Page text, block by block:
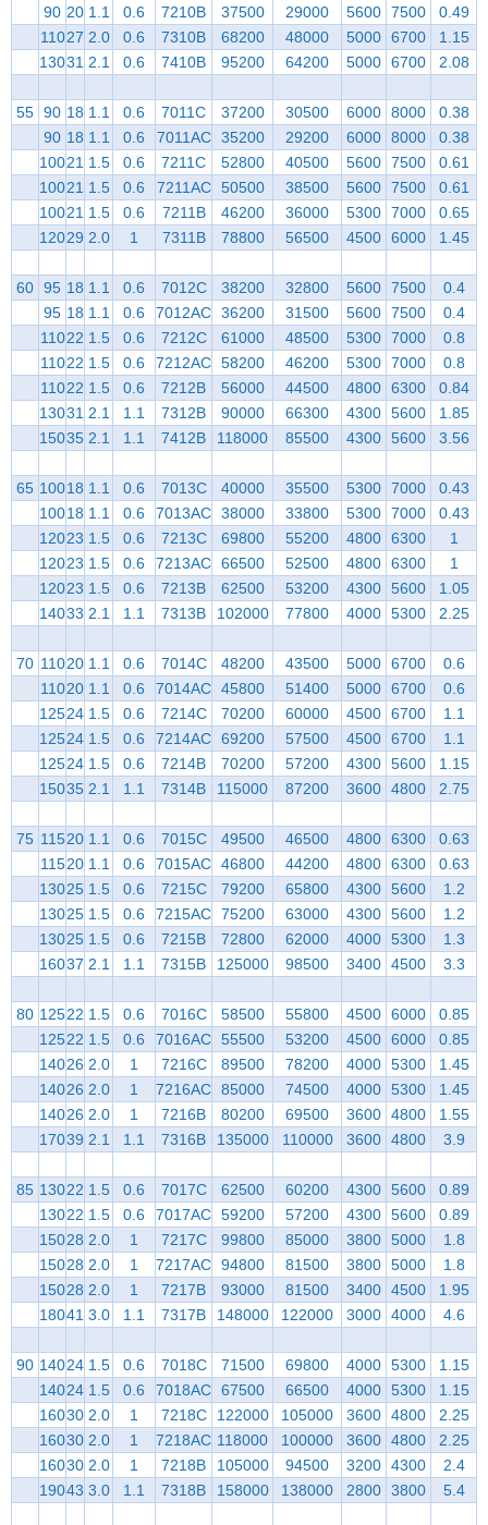
90 20 1.1 0.6 7210B 37500 29000 5600 7500
0.49
11027 2.0 0.6 7310B 68200 48000 5000 6700
1.15
13031 2.1 0.6 7410B 95200 64200 5000 6700 2.08
55 90 18 1.1 0.6 7011C 37200 30500 6000 8000
0.38
90 18 1.1 0.6 7011AC 35200 29200 6000 8000
0.38
10021 1.5 0.6 7211C 52800 40500 5600 7500
0.61
10021 1.5 0.6 7211AC 50500 38500 5600 7500
0.61
10021 1.5 0.6 7211B 46200 36000 5300 7000
0.65
12029 2.0 1 7311B 78800 56500 4500 6000 1.45
60 95 18 1.1 0.6 7012C 38200 32800 5600 7500
0.4
95 18 1.1 0.6 7012AC 36200 31500 5600 7500
0.4
11022 1.5 0.6 7212C 61000 48500 5300 7000
0.8
11022 1.5 0.6 7212AC 58200 46200 5300 7000
0.8
11022 1.5 0.6 7212B 56000 44500 4800 6300
0.84
13031 2.1 1.1 7312B 90000 66300 4300 5600
1.85
15035 2.1 1.1 7412B 118000 85500 4300 5600 3.56
65 10018 1.1 0.6 7013C 40000 35500 5300 7000
0.43
10018 1.1 0.6 7013AC 38000 33800 5300 7000
0.43
12023 1.5 0.6 7213C 69800 55200 4800 6300
1
12023 1.5 0.6 7213AC 66500 52500 4800 6300
1
12023 1.5 0.6 7213B 62500 53200 4300 5600
1.05
14033 2.1 1.1 7313B 102000 77800 4000 5300 2.25
70 11020 1.1 0.6 7014C 48200 43500 5000 6700
0.6
11020 1.1 0.6 7014AC 45800 51400 5000 6700
0.6
12524 1.5 0.6 7214C 70200 60000 4500 6700
1.1
12524 1.5 0.6 7214AC 69200 57500 4500 6700
1.1
12524 1.5 0.6 7214B 70200 57200 4300 5600
1.15
15035 2.1 1.1 7314B 115000 87200 3600 4800 2.75
75 11520 1.1 0.6 7015C 49500 46500 4800 6300
0.63
11520 1.1 0.6 7015AC 46800 44200 4800 6300
0.63
13025 1.5 0.6 7215C 79200 65800 4300 5600
1.2
13025 1.5 0.6 7215AC 75200 63000 4300 5600
1.2
13025 1.5 0.6 7215B 72800 62000 4000 5300
1.3
16037 2.1 1.1 7315B 125000 98500 3400 4500 3.3
80 12522 1.5 0.6 7016C 58500 55800 4500 6000
0.85
12522 1.5 0.6 7016AC 55500 53200 4500 6000
0.85
14026 2.0 1 7216C 89500 78200 4000 5300
1.45
14026 2.0 1 7216AC 85000 74500 4000 5300
1.45
14026 2.0 1 7216B 80200 69500 3600 4800
1.55
17039 2.1 1.1 7316B 135000 110000 3600 4800 3.9
85 13022 1.5 0.6 7017C 62500 60200 4300 5600
0.89
13022 1.5 0.6 7017AC 59200 57200 4300 5600
0.89
15028 2.0 1 7217C 99800 85000 3800 5000
1.8
15028 2.0 1 7217AC 94800 81500 3800 5000
1.8
15028 2.0 1 7217B 93000 81500 3400 4500
1.95
18041 3.0 1.1 7317B 148000 122000 3000 4000 4.6
90 14024 1.5 0.6 7018C 71500 69800 4000 5300
1.15
14024 1.5 0.6 7018AC 67500 66500 4000 5300
1.15
16030 2.0 1 7218C 122000 105000 3600 4800
2.25
16030 2.0 1 7218AC 118000 100000 3600 4800
2.25
16030 2.0 1 7218B 105000 94500 3200 4300
2.4
19043 3.0 1.1 7318B 158000 138000 2800 3800 5.4